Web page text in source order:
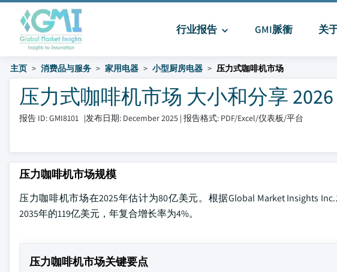
行业报告 GMI脈衝 关
主页 消费品与服务 家用电器 小型厨房电器 压力式咖啡机市场
压力式咖啡机市场 大小和分享 2026
报告 ID: GMI8101 |发布日期: December 2025 | 报告格式: PDF/Excel/仪表板/平台
压力咖啡机市场规模
压力咖啡机市场在2025年估计为80亿美元。根据Global Market Insights
2035年的119亿美元，年复合增长率为4%。
压力咖啡机市场关键要点